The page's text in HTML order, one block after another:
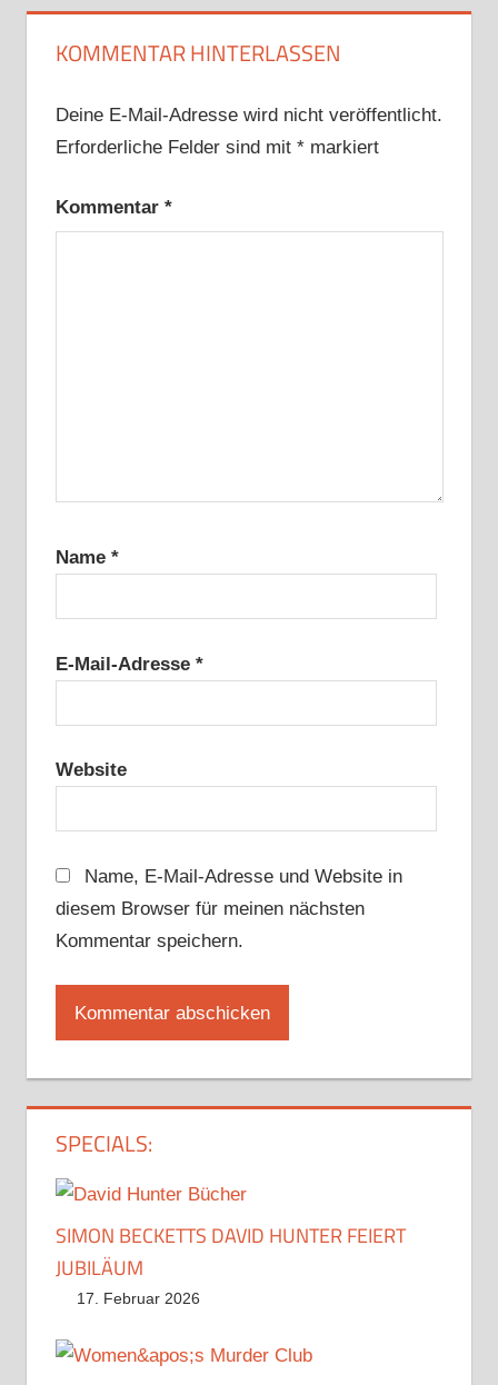
KOMMENTAR HINTERLASSEN
Deine E-Mail-Adresse wird nicht veröffentlicht.
Erforderliche Felder sind mit *markiert
Kommentar *
Name *
E-Mail-Adresse *
Website
Name, E-Mail-Adresse und Website in
diesem Browser für meinen nächsten
Kommentar speichern.
SPECIALS:
SIMON BECKETTS DAVID HUNTER FEIERT
JUBILÄUM
17. Februar 2026